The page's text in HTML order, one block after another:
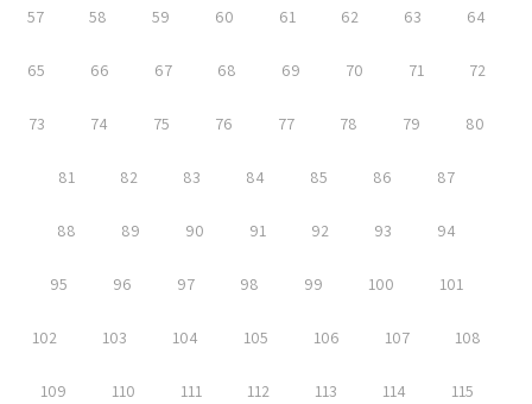
57 58 59 60 61 62 63 64
65 66 67 68 69 70 71 72
73 74 75 76 77 78 79 80
81 82 83 84 85 86 87
88 89 90 91 92 93 94
95 96 97 98 99 100 101
102 103 104 105 106 107 108
109 110 111 112 113 114 115